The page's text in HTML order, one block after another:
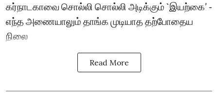
கர்நாடகாவை சொல்லி சொல்லி அடிக்கும் `இயற்கை’ -
எந்த அணையாலும் தாங்க முடியாத தற்போதைய
நிலை
Read More